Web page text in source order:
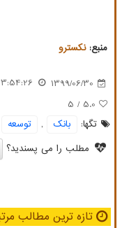
منبع:نكسترو
1399/06/30
5.0
/ 5
تگها:
بانك , توسعه
مطلب را می پسندید؟
تازه ترین مطالب